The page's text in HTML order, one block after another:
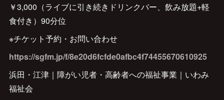
￥3,000（ライブに引き続きドリンクバー、飲み放題+軽
食付き）90分位
※チケット予約・お問い合わせ
https://sgfm.jp/f/8e20d6fcfde0afbc4f74455670610925
浜田・江津｜障がい児者・高齢者への福祉事業｜いわみ
福祉会